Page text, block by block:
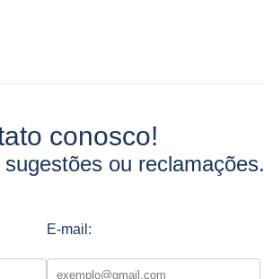
conosco!
ou reclamações.
E-mail: